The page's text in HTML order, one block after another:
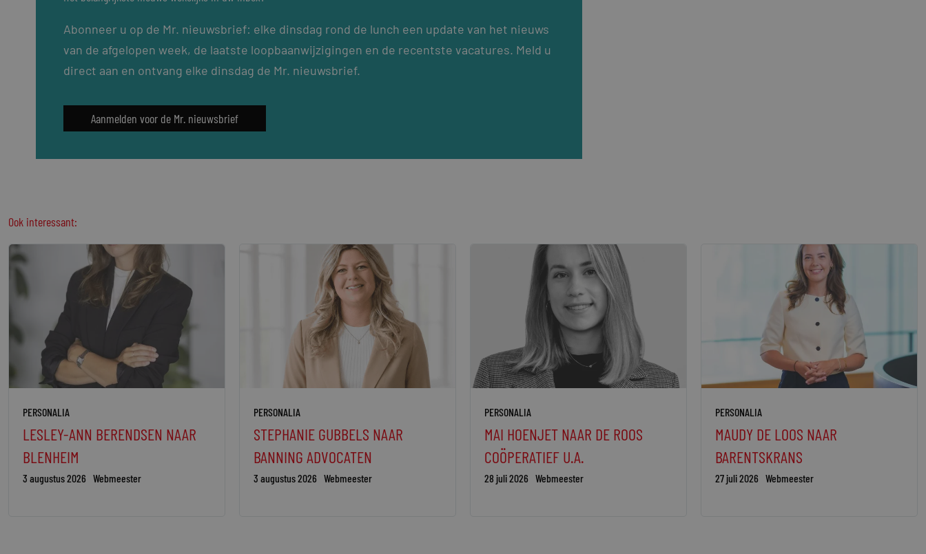
Abonneer u op de Mr. nieuwsbrief: elke dinsdag rond de lunch een update van het nieuws
van de afgelopen week, de laatste loopbaanwijzigingen en de recentste vacatures. Meld u
direct aan en ontvang elke dinsdag de Mr. nieuwsbrief.
Aanmelden voor de Mr. nieuwsbrief
Ook interessant:
PERSONALIA
LESLEY-ANN BERENDSEN NAAR
BLENHEIM
3 augustus 2026 Webmeester
PERSONALIA
STEPHANIE GUBBELS NAAR
BANNING ADVOCATEN
3 augustus 2026 Webmeester
PERSONALIA
MAI HOENJET NAAR DE ROOS
COÖPERATIEF U.A.
28 juli 2026 Webmeester
PERSONALIA
MAUDY DE LOOS NAAR
BARENTSKRANS
27 juli 2026 Webmeester